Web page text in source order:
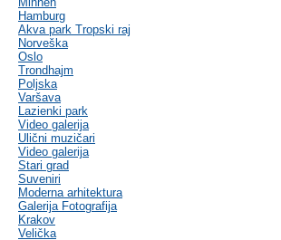
Hamburg
Akva park Tropski raj
Norveška
Oslo
Trondhajm
Poljska
Varšava
Lazienki park
Video galerija
Ulični muzičari
Video galerija
Stari grad
Suveniri
Moderna arhitektura
Galerija Fotografija
Krakov
Velička